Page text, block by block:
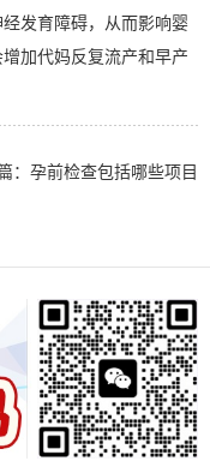
发育障碍，从而影响婴
加代妈反复流产和早产
： 孕前检查包括哪些项目